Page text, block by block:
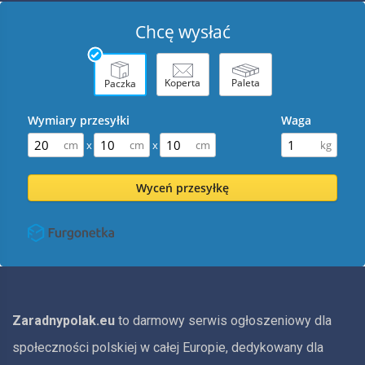
Chcę wysłać
Paczka Koperta Paleta
Wymiary przesyłki
x x
Waga
Wyceń przesyłkę
Zaradnypolak.eu to darmowy serwis ogłoszeniowy dla
społeczności polskiej w całej Europie, dedykowany dla